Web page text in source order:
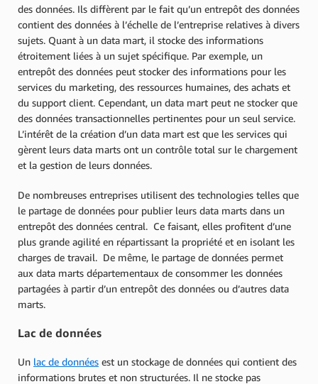
des données. Ils diffèrent par le fait qu’un entrepôt des données
contient des données à l’échelle de l’entreprise relatives à divers
sujets. Quant à un data mart, il stocke des informations
étroitement liées à un sujet spécifique. Par exemple, un
entrepôt des données peut stocker des informations pour les
services du marketing, des ressources humaines, des achats et
du support client. Cependant, un data mart peut ne stocker que
des données transactionnelles pertinentes pour un seul service.
L’intérêt de la création d’un data mart est que les services qui
gèrent leurs data marts ont un contrôle total sur le chargement
et la gestion de leurs données.
De nombreuses entreprises utilisent des technologies telles que
le partage de données pour publier leurs data marts dans un
entrepôt des données central. Ce faisant, elles profitent d’une
plus grande agilité en répartissant la propriété et en isolant les
charges de travail. De même, le partage de données permet
aux data marts départementaux de consommer les données
partagées à partir d’un entrepôt des données ou d’autres data
marts.
Lac de données
Un lac de données est un stockage de données qui contient des
informations brutes et non structurées. Il ne stocke pas